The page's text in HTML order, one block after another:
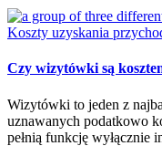
Koszty uzyskania
Czy wizytówki są
Wizytówki to jeden z
uznawanych podatkowo
pełnią funkcję